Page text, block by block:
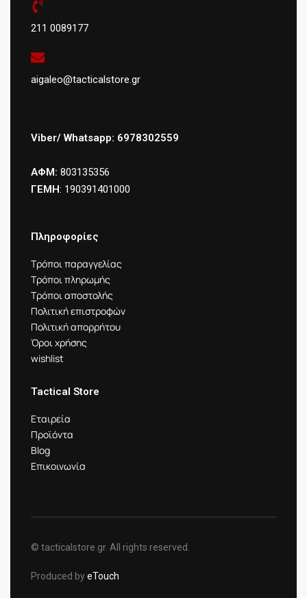
211 0089177
aigaleo@tacticalstore.gr
Viber/ Whatsapp: 6978302559
ΑΦΜ: 803135356
ΓΕΜΗ: 190391401000
Πληροφορίες
Τρόποι παραγγελίας
Τρόποι πληρωμής
Τρόποι αποστολής
Πολιτική επιστροφών
Πολιτική απορρήτου
Όροι χρήσης
wishlist
Tactical Store
Εταιρεία
Προϊόντα
Blog
Επικοινωνία
© tacticalstore.gr. All rights reserved.
Produced byeTouch